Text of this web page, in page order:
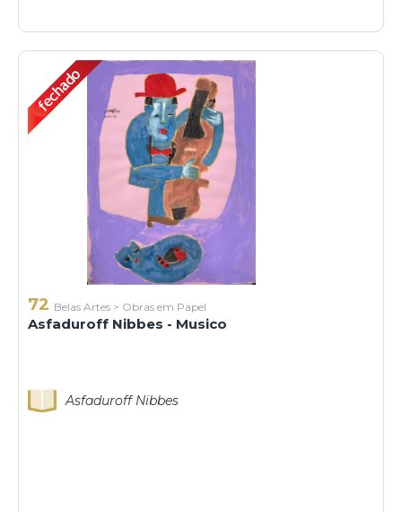
72 Belas Artes > Obras em Papel
Asfaduroff Nibbes - Musico
Asfaduroff Nibbes